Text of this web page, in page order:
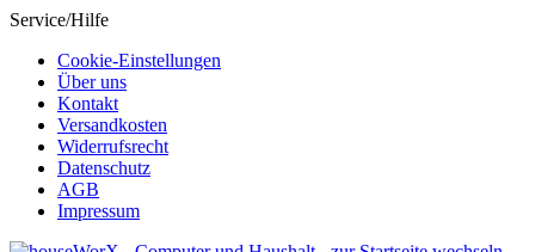
Service/Hilfe
Cookie-Einstellungen
Über uns
Kontakt
Versandkosten
Widerrufsrecht
Datenschutz
AGB
Impressum